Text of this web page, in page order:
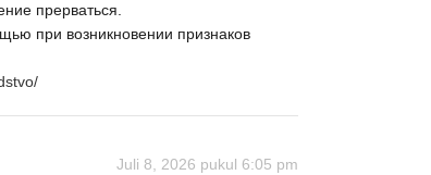
прерваться.
при возникновении признаков
Juli 8, 2026 pukul 6:05 pm